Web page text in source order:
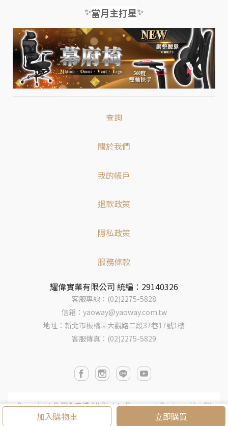
加入購物車 立即購買
✨當月主打星✨
查詢
關於我們
我的帳戶
退款政策
隱私政策
服務條款
耀偉實業有限公司 統編：29140326
客服專線：(02)2275-5828
信箱：yaoway@yaoway.com.tw
地址：新北市板橋區大觀路二段37巷17號1樓
客服傳真：(02)2275-5829
Copyright ©耀全商城All Rights Reserved.Designed byCY